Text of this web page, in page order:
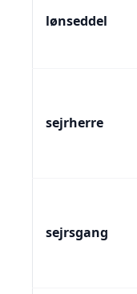
lønseddel
sejrherre
sejrsgang